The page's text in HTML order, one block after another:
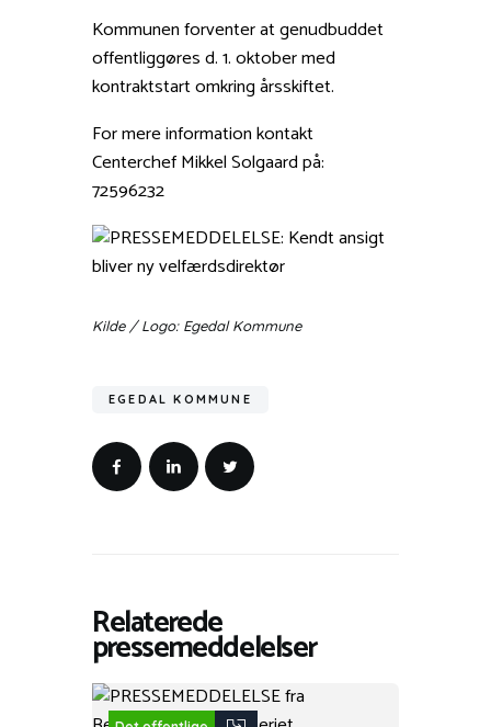
Kommunen forventer at genudbuddet
offentliggøres d. 1. oktober med
kontraktstart omkring årsskiftet.
For mere information kontakt
Centerchef Mikkel Solgaard på:
72596232
Kilde / Logo: Egedal Kommune
EGEDAL KOMMUNE
Relaterede
pressemeddelelser